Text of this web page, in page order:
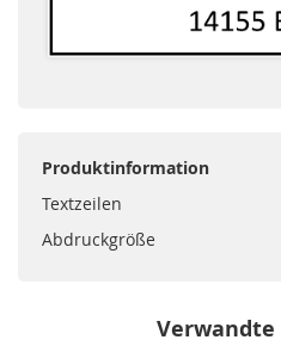
Produktinformation
Textzeilen
Abdruckgröße